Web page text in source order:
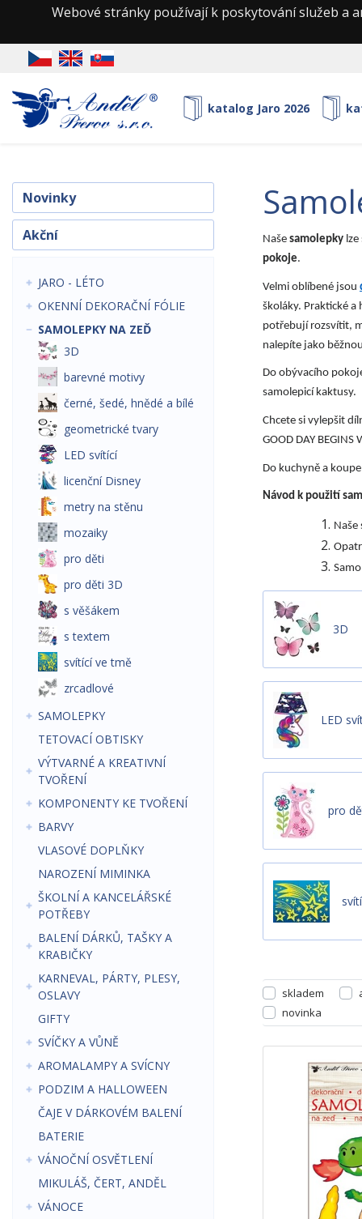
Webové stránky používají k poskytování služeb a
katalog Jaro 2026
Novinky
Akční
JARO - LÉTO
OKENNÍ DEKORAČNÍ FÓLIE
SAMOLEPKY NA ZEĎ
3D
barevné motivy
černé, šedé, hnědé a bílé
geometrické tvary
LED svítící
licenční Disney
metry na stěnu
mozaiky
pro děti
pro děti 3D
s věšákem
s textem
svítící ve tmě
zrcadlové
SAMOLEPKY
TETOVACÍ OBTISKY
VÝTVARNÉ A KREATIVNÍ
TVOŘENÍ
KOMPONENTY KE TVOŘENÍ
BARVY
VLASOVÉ DOPLŇKY
NAROZENÍ MIMINKA
ŠKOLNÍ A KANCELÁŘSKÉ
POTŘEBY
BALENÍ DÁRKŮ, TAŠKY A
KRABIČKY
KARNEVAL, PÁRTY, PLESY,
OSLAVY
GIFTY
SVÍČKY A VŮNĚ
AROMALAMPY A SVÍCNY
PODZIM A HALLOWEEN
ČAJE V DÁRKOVÉM BALENÍ
BATERIE
VÁNOČNÍ OSVĚTLENÍ
MIKULÁŠ, ČERT, ANDĚL
VÁNOCE
Naše samolepky
pokoje.
Velmi oblíbené jsou
školáky. Praktické a
potřebují rozsvítit,
nalepíte jako
Do obývacího
samolepicí kaktusy.
Chcete si vylepšit
GOOD DAY BEGINS
Do kuchyně a
Návod k použití
3D
LED
pro
skladem
novinka